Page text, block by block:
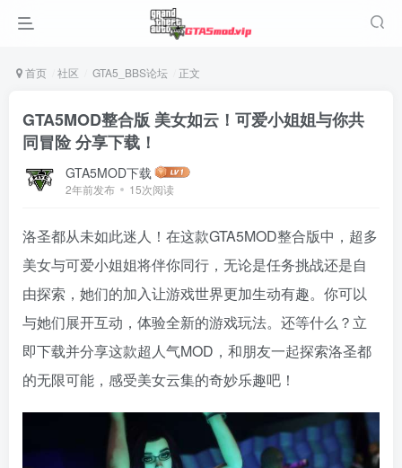
首页 社区 GTA5_BBS论坛 正文
GTA5MOD整合版 美女如云！可爱小姐姐与你共
同冒险 分享下载！
GTA5MOD下载
2年前发布 15次阅读
洛圣都从未如此迷人！在这款GTA5MOD整合版中，超多
美女与可爱小姐姐将伴你同行，无论是任务挑战还是自
由探索，她们的加入让游戏世界更加生动有趣。你可以
与她们展开互动，体验全新的游戏玩法。还等什么？立
即下载并分享这款超人气MOD，和朋友一起探索洛圣都
的无限可能，感受美女云集的奇妙乐趣吧！